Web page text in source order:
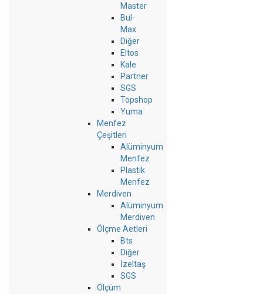
Master
Bul-
Max
Diğer
Eltos
Kale
Partner
SGS
Topshop
Yuma
Menfez
Çeşitleri
Alüminyum
Menfez
Plastik
Menfez
Merdiven
Alüminyum
Merdiven
Ölçme Aetleri
Bts
Diğer
İzeltaş
SGS
Ölçüm